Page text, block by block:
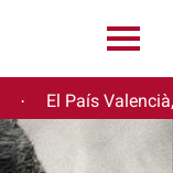
· El País